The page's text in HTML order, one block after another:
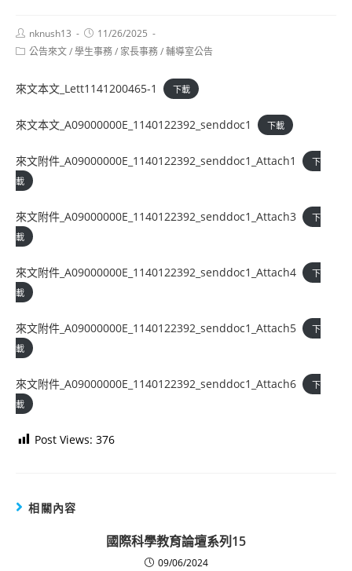
Post
author:
nknush13
Post
published:
11/26/2025
Post公告來文/學生事務/ 家長事務/輔導室公告
來文本文_Lett1141200465-1 下載
來文本文_A09000000E_1140122392_senddoc1 下載
來文附件_A09000000E_1140122392_senddoc1_Attach1
下
載
來文附件_A09000000E_1140122392_senddoc1_Attach3
下
載
來文附件_A09000000E_1140122392_senddoc1_Attach4
下
載
來文附件_A09000000E_1140122392_senddoc1_Attach5
下
載
來文附件_A09000000E_1140122392_senddoc1_Attach6
下
載
Post Views: 376
相關內容
國際科學教育論壇系列15
09/06/2024